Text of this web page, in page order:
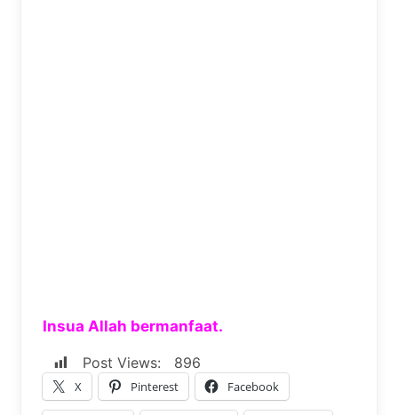
Insua Allah bermanfaat.
Post Views: 896
X Pinterest Facebook